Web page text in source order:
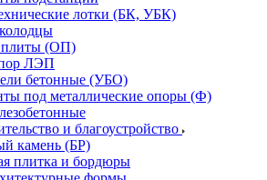
лотки (БК, УБК)
(ОП)
ЛЭП
бетонные (УБО)
под металлические опоры (Ф)
и благоустройство
камень (БР)
плитка и бордюры